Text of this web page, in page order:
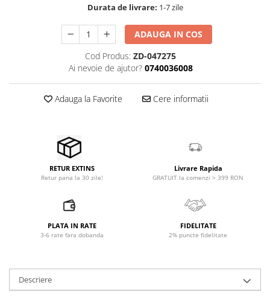
Durata de livrare: 1-7 zile
ADAUGA IN COS
Cod Produs: ZD-047275
Ai nevoie de ajutor? 0740036008
Adauga la Favorite Cere informatii
RETUR EXTINS
Retur pana la 30 zile!
Livrare Rapida
GRATUIT la comenzi > 399 RON
PLATA IN RATE
3-6 rate fara dobanda
FIDELITATE
2% puncte fidelitate
Descriere